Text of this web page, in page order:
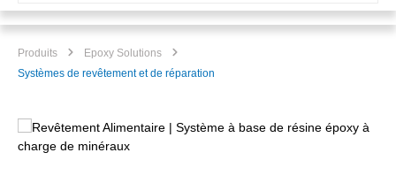
Produits
Epoxy Solutions
Systèmes de revêtement et de réparation
Ignorer la galerie d'images